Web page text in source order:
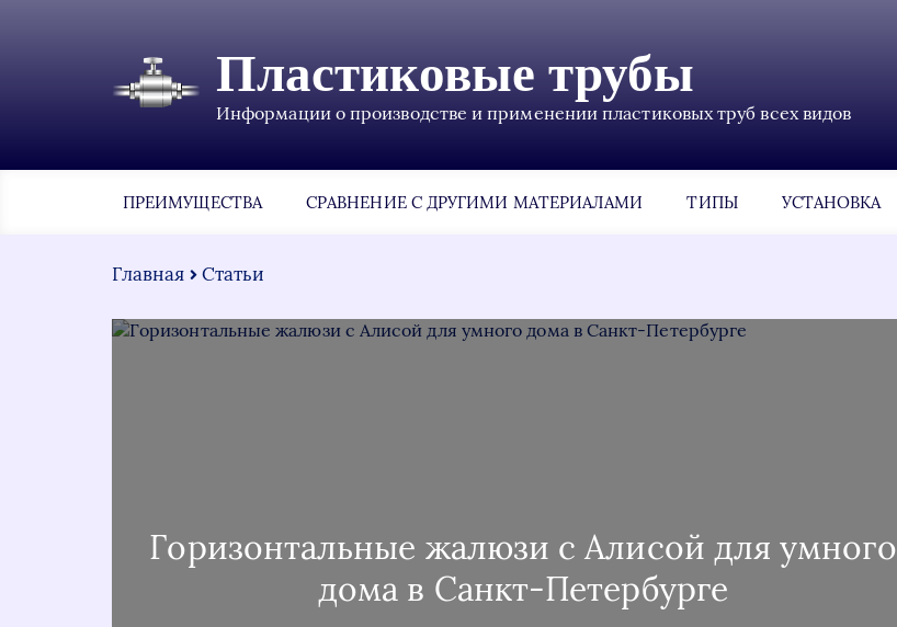
Пластиковые трубы
Информации о производстве и применении пластиковых труб всех видов
ПРЕИМУЩЕСТВА СРАВНЕНИЕ С ДРУГИМИ МАТЕРИАЛАМИ ТИПЫ УСТАНОВКА
Главная Статьи
Горизонтальные жалюзи с Алисой для умного
дома в Санкт-Петербурге